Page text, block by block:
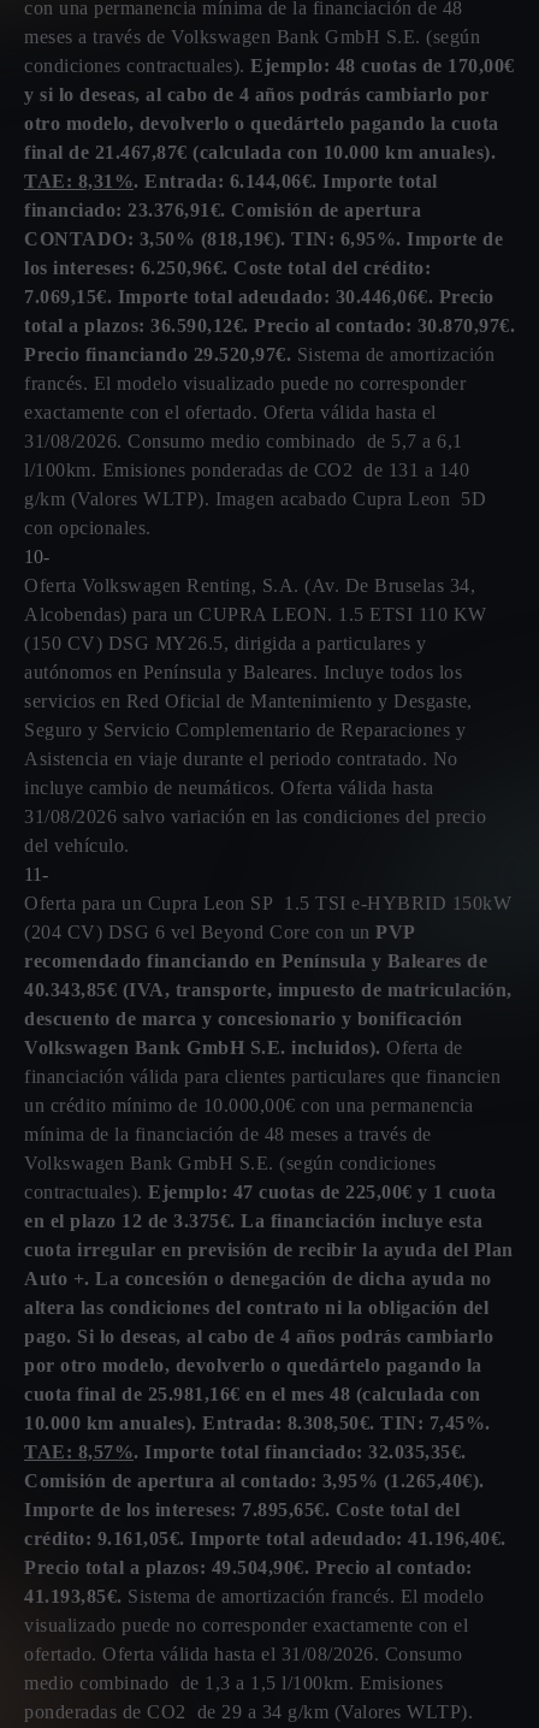
con una permanencia mínima de la financiación de 48
meses a través de Volkswagen Bank GmbH S.E. (según
condiciones contractuales). Ejemplo: 48 cuotas de 170,00€
y si lo deseas, al cabo de 4 años podrás cambiarlo por
otro modelo, devolverlo o quedártelo pagando la cuota
final de 21.467,87€ (calculada con 10.000 km anuales).
TAE: 8,31%. Entrada: 6.144,06€. Importe total
financiado: 23.376,91€. Comisión de apertura
CONTADO: 3,50% (818,19€). TIN: 6,95%. Importe de
los intereses: 6.250,96€. Coste total del crédito:
7.069,15€. Importe total adeudado: 30.446,06€. Precio
total a plazos: 36.590,12€. Precio al contado: 30.870,97€.
Precio financiando 29.520,97€. Sistema de amortización
francés. El modelo visualizado puede no corresponder
exactamente con el ofertado. Oferta válida hasta el
31/08/2026. Consumo medio combinado de 5,7 a 6,1
l/100km. Emisiones ponderadas de CO2 de 131 a 140
g/km (Valores WLTP). Imagen acabado Cupra Leon 5D
con opcionales.
10-
Oferta Volkswagen Renting, S.A. (Av. De Bruselas 34,
Alcobendas) para un CUPRA LEON. 1.5 ETSI 110 KW
(150 CV) DSG MY26.5, dirigida a particulares y
autónomos en Península y Baleares. Incluye todos los
servicios en Red Oficial de Mantenimiento y Desgaste,
Seguro y Servicio Complementario de Reparaciones y
Asistencia en viaje durante el periodo contratado. No
incluye cambio de neumáticos. Oferta válida hasta
31/08/2026 salvo variación en las condiciones del precio
del vehículo.
11-
Oferta para un Cupra Leon SP 1.5 TSI e-HYBRID 150kW
(204 CV) DSG 6 vel Beyond Core con un PVP
recomendado financiando en Península y Baleares de
40.343,85€ (IVA, transporte, impuesto de matriculación,
descuento de marca y concesionario y bonificación
Volkswagen Bank GmbH S.E. incluidos). Oferta de
financiación válida para clientes particulares que financien
un crédito mínimo de 10.000,00€ con una permanencia
mínima de la financiación de 48 meses a través de
Volkswagen Bank GmbH S.E. (según condiciones
contractuales). Ejemplo: 47 cuotas de 225,00€ y 1 cuota
en el plazo 12 de 3.375€. La financiación incluye esta
cuota irregular en previsión de recibir la ayuda del Plan
Auto +. La concesión o denegación de dicha ayuda no
altera las condiciones del contrato ni la obligación del
pago. Si lo deseas, al cabo de 4 años podrás cambiarlo
por otro modelo, devolverlo o quedártelo pagando la
cuota final de 25.981,16€ en el mes 48 (calculada con
10.000 km anuales). Entrada: 8.308,50€. TIN: 7,45%.
TAE: 8,57%. Importe total financiado: 32.035,35€.
Comisión de apertura al contado: 3,95% (1.265,40€).
Importe de los intereses: 7.895,65€. Coste total del
crédito: 9.161,05€. Importe total adeudado: 41.196,40€.
Precio total a plazos: 49.504,90€. Precio al contado:
41.193,85€. Sistema de amortización francés. El modelo
visualizado puede no corresponder exactamente con el
ofertado. Oferta válida hasta el 31/08/2026. Consumo
medio combinado de 1,3 a 1,5 l/100km. Emisiones
ponderadas de CO2 de 29 a 34 g/km (Valores WLTP).